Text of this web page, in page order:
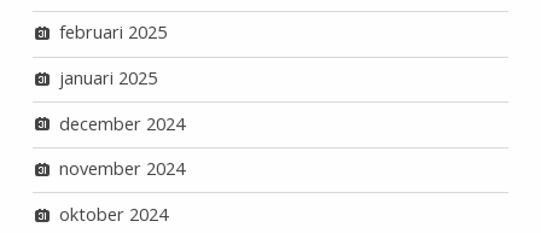
februari 2025
januari 2025
december 2024
november 2024
oktober 2024